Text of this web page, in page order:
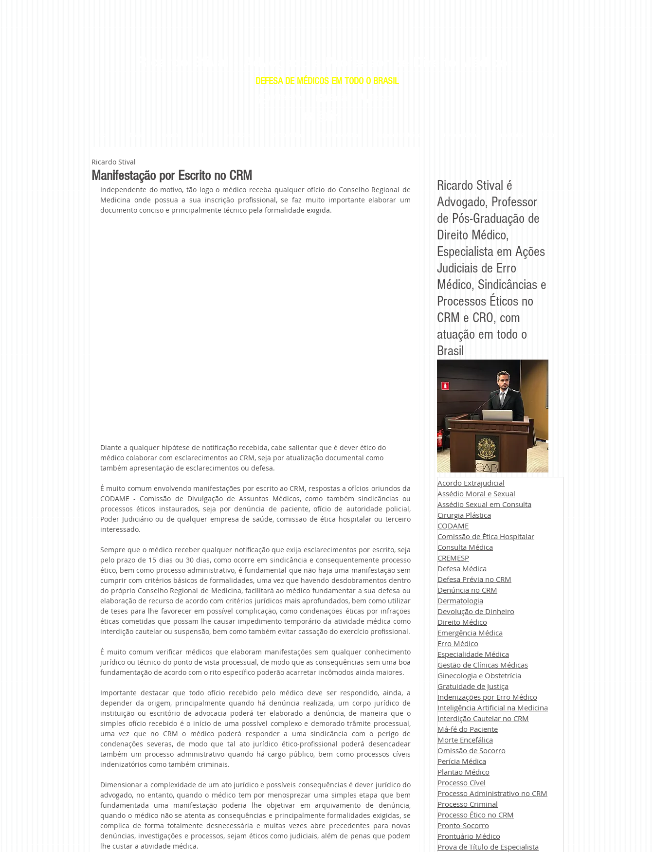
DEFESA DE MÉDICOS EM TODO O BRASIL
Manifestação por Escrito no CRM
Ricardo Stival
Independente do motivo, tão logo o médico receba qualquer ofício do Conselho Regional de
Medicina onde possua a sua inscrição profissional, se faz muito importante elaborar um
documento conciso e principalmente técnico pela formalidade exigida.
Diante a qualquer hipótese de notificação recebida, cabe salientar que é dever ético do
médico colaborar com esclarecimentos ao CRM, seja por atualização documental como
também apresentação de esclarecimentos ou defesa.
É muito comum envolvendo manifestações por escrito ao CRM, respostas a ofícios oriundos da
CODAME - Comissão de Divulgação de Assuntos Médicos, como também sindicâncias ou
processos éticos instaurados, seja por denúncia de paciente, ofício de autoridade policial,
Poder Judiciário ou de qualquer empresa de saúde, comissão de ética hospitalar ou terceiro
interessado.
Sempre que o médico receber qualquer notificação que exija esclarecimentos por escrito, seja
pelo prazo de 15 dias ou 30 dias, como ocorre em sindicância e consequentemente processo
ético, bem como processo administrativo, é fundamental que não haja uma manifestação sem
cumprir com critérios básicos de formalidades, uma vez que havendo desdobramentos dentro
do próprio Conselho Regional de Medicina, facilitará ao médico fundamentar a sua defesa ou
elaboração de recurso de acordo com critérios jurídicos mais aprofundados, bem como utilizar
de teses para lhe favorecer em possível complicação, como condenações éticas por infrações
éticas cometidas que possam lhe causar impedimento temporário da atividade médica como
interdição cautelar ou suspensão, bem como também evitar cassação do exercício profissional.
É muito comum verificar médicos que elaboram manifestações sem qualquer conhecimento
jurídico ou técnico do ponto de vista processual, de modo que as consequências sem uma boa
fundamentação de acordo com o rito específico poderão acarretar incômodos ainda maiores.
Importante destacar que todo ofício recebido pelo médico deve ser respondido, ainda, a
depender da origem, principalmente quando há denúncia realizada, um corpo jurídico de
instituição ou escritório de advocacia poderá ter elaborado a denúncia, de maneira que o
simples ofício recebido é o início de uma possível complexo e demorado trâmite processual,
uma vez que no CRM o médico poderá responder a uma sindicância com o perigo de
condenações severas, de modo que tal ato jurídico ético-profissional poderá desencadear
também um processo administrativo quando há cargo público, bem como processos cíveis
indenizatórios como também criminais.
Dimensionar a complexidade de um ato jurídico e possíveis consequências é dever jurídico do
advogado, no entanto, quando o médico tem por menosprezar uma simples etapa que bem
fundamentada uma manifestação poderia lhe objetivar em arquivamento de denúncia,
quando o médico não se atenta as consequências e principalmente formalidades exigidas, se
complica de forma totalmente desnecessária e muitas vezes abre precedentes para novas
denúncias, investigações e processos, sejam éticos como judiciais, além de penas que podem
lhe custar a atividade médica.
Ricardo Stival é
Advogado, Professor
de Pós-Graduação de
Direito Médico,
Especialista em Ações
Judiciais de Erro
Médico, Sindicâncias e
Processos Éticos no
CRM e CRO, com
atuação em todo o
Brasil
Acordo Extrajudicial
Assédio Moral e Sexual
Assédio Sexual em Consulta
Cirurgia Plástica
CODAME
Comissão de Ética Hospitalar
Consulta Médica
CREMESP
Defesa Médica
Defesa Prévia no CRM
Denúncia no CRM
Dermatologia
Devolução de Dinheiro
Direito Médico
Emergência Médica
Erro Médico
Especialidade Médica
Gestão de Clínicas Médicas
Ginecologia e Obstetrícia
Gratuidade de Justiça
Indenizações por Erro Médico
Inteligência Artificial na Medicina
Interdição Cautelar no CRM
Má-fé do Paciente
Morte Encefálica
Omissão de Socorro
Perícia Médica
Plantão Médico
Processo Cível
Processo Administrativo no CRM
Processo Criminal
Processo Ético no CRM
Pronto-Socorro
Prontuário Médico
Prova de Título de Especialista